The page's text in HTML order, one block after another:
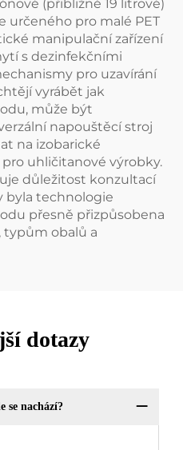
(přibližně 19 litrové)
určeného pro malé PET
manipulační zařízení
s dezinfekčními
pro uzavírání
vyrábět jak
může být
napouštěcí stroj
na izobarické
uhličitanové výrobky.
důležitost konzultací
byla technologie
přesně přizpůsobena
obalů a
dotazy
se nachází?